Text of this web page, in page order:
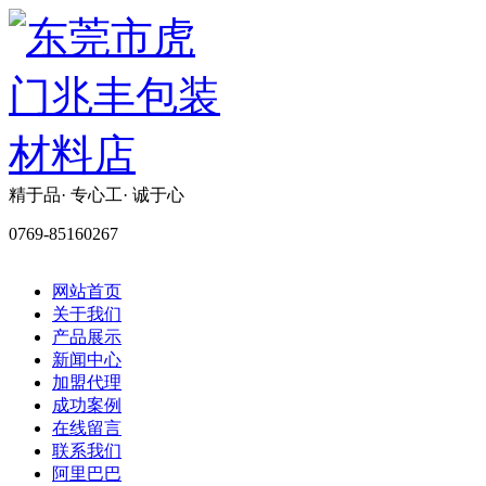
精于品· 专心工· 诚于心
0769-85160267
网站首页
关于我们
产品展示
新闻中心
加盟代理
成功案例
在线留言
联系我们
阿里巴巴